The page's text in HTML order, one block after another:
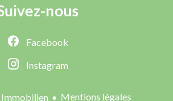
nous
Facebook
Instagram
Mentions légales